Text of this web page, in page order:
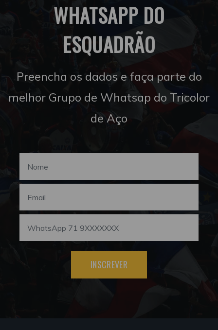
WHATSAPP DO
ESQUADRÃO
Preencha os dados e faça parte do
melhor Grupo de Whatsap do Tricolor
de Aço
INSCREVER